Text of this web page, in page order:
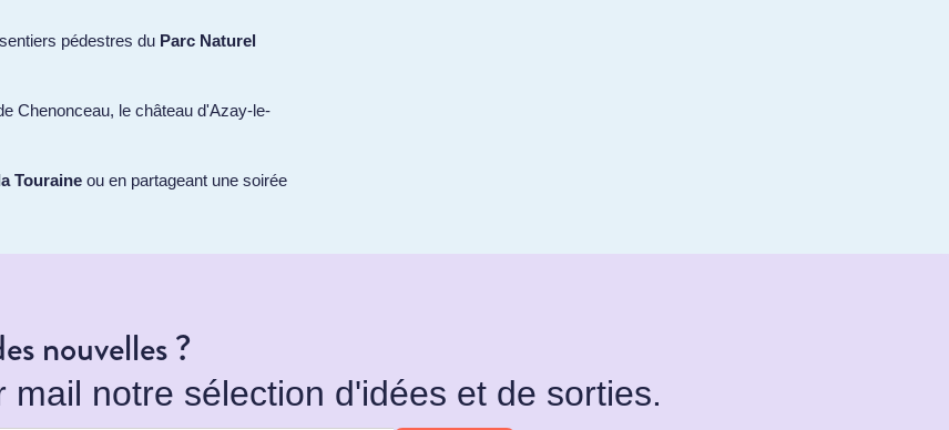
pédestres du Parc Naturel
Chenonceau, le château d'Azay-le-
Touraine ou en partageant une soirée
nouvelles ?
mail notre sélection d'idées et de sorties.